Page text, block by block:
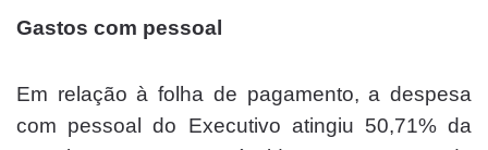
Gastos com pessoal
Em relação à folha de pagamento, a despesa
com pessoal do Executivo atingiu 50,71% da